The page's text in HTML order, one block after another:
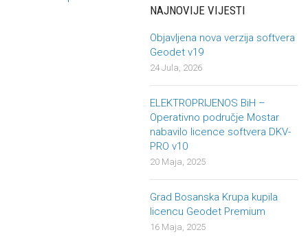
Post navigation
NAJNOVIJE VIJESTI
Objavljena nova verzija softvera
Geodet v19
24 Jula, 2026
ELEKTROPRIJENOS BiH –
Operativno područje Mostar
nabavilo licence softvera DKV-
PRO v10
20 Maja, 2025
Grad Bosanska Krupa kupila
licencu Geodet Premium
16 Maja, 2025